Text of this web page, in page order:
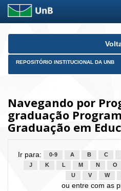
Skip
REPOSITÓRIO INSTITUCIONAL DA UNB
Navegando por
graduação
Graduação em
Ir para: 0-9 A B C
J
K L M N O
U
V W
ou entre com as